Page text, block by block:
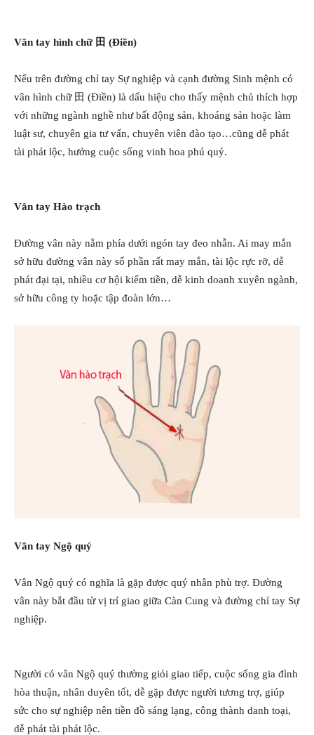
Vân tay hình chữ 田 (Điền)
Nếu trên đường chỉ tay Sự nghiệp và cạnh đường Sinh mệnh có
vân hình chữ 田 (Điền) là dấu hiệu cho thấy mệnh chủ thích hợp
với những ngành nghề như bất động sản, khoáng sản hoặc làm
luật sư, chuyên gia tư vấn, chuyên viên đào tạo…cũng dễ phát
tài phát lộc, hưởng cuộc sống vinh hoa phú quý.
Vân tay Hào trạch
Đường vân này nằm phía dưới ngón tay đeo nhẫn. Ai may mắn
sở hữu đường vân này số phần rất may mắn, tài lộc rực rỡ, dễ
phát đại tại, nhiều cơ hội kiếm tiền, dễ kinh doanh xuyên ngành,
sở hữu công ty hoặc tập đoàn lớn…
Vân tay Ngộ quý
Vân Ngộ quý có nghĩa là gặp được quý nhân phù trợ. Đường
vân này bắt đầu từ vị trí giao giữa Càn Cung và đường chỉ tay Sự
nghiệp.
Người có vân Ngộ quý thường giỏi giao tiếp, cuộc sống gia đình
hòa thuận, nhân duyên tốt, dễ gặp được người tương trợ, giúp
sức cho sự nghiệp nên tiền đồ sáng lạng, công thành danh toại,
dễ phát tài phát lộc.